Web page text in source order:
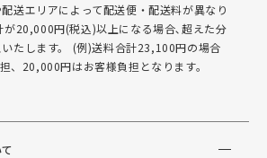
送エリアによって配送便・配送料が異なり
が20,000円(税込)以上になる場合､超えた分
たします。 (例)送料合計23,100円の場合
20,000円はお客様負担となります。